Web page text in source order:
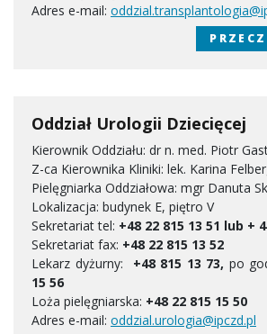
Adres e-mail:
Oddział Urologii Dziecięcej
Kierownik Oddziału: dr n. med. Piotr
Z-ca Kierownika Kliniki: lek. Karina
Pielęgniarka Oddziałowa: mgr Danuta
Lokalizacja: budynek E, piętro V
Sekretariat tel: +48 22 815 13 51 lub +
Sekretariat fax: +48 22 815 13 52
Lekarz dyżurny:
+48 815 13 73, po
15 56
Loża pielęgniarska: +48 22 815 15 50
Adres e-mail: oddzial.urologia@ipczd.pl